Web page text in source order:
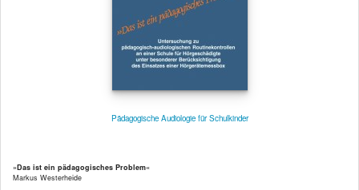
Pädagogische Audiologie für Schulkinder
»Das ist ein pädagogisches Problem«
Markus Westerheide